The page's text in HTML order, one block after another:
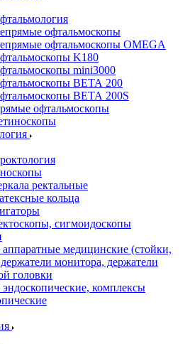
офтальмоскопы
офтальмоскопы OMEGA
K180
mini3000
ВЕТА 200
ВЕТА 200S
офтальмоскопы
ректальные
кольца
сигмоидоскопы
медицинские (стойки,
монитора, держатели
головки
комплексы